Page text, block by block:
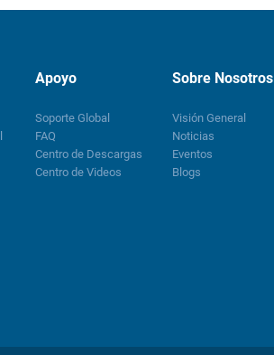
Apoyo
Soporte Global
FAQ
Centro de Descargas
Centro de Videos
Sobre Nosotros
Visión General
Noticias
Eventos
Blogs